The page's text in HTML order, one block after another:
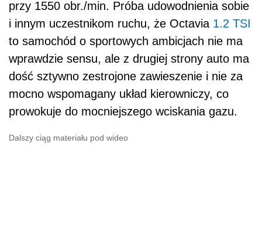
przy 1550 obr./min. Próba udowodnienia sobie
i innym uczestnikom ruchu, że Octavia 1.2 TSI
to samochód o sportowych ambicjach nie ma
wprawdzie sensu, ale z drugiej strony auto ma
dość sztywno zestrojone zawieszenie i nie za
mocno wspomagany układ kierowniczy, co
prowokuje do mocniejszego wciskania gazu.
Dalszy ciąg materiału pod wideo